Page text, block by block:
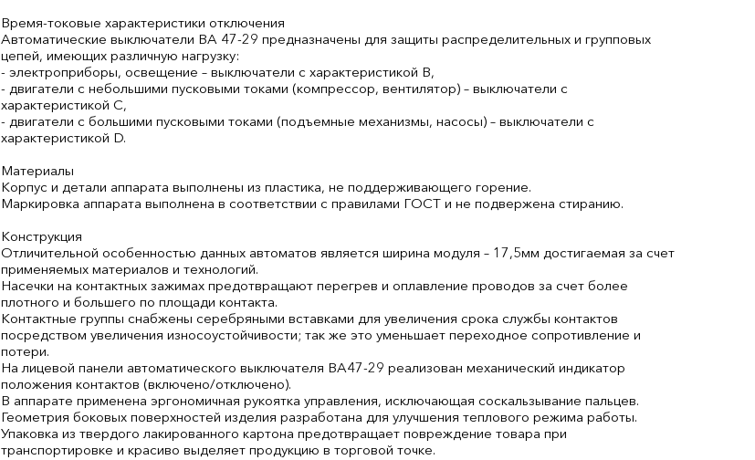
Время-токовые характеристики отключения
Автоматические выключатели ВА 47-29 предназначены для защиты распределительных и групповых
цепей, имеющих различную нагрузку:
- электроприборы, освещение – выключатели с характеристикой В,
- двигатели с небольшими пусковыми токами (компрессор, вентилятор) – выключатели с
характеристикой C,
- двигатели с большими пусковыми токами (подъемные механизмы, насосы) – выключатели с
характеристикой D.
Материалы
Корпус и детали аппарата выполнены из пластика, не поддерживающего горение.
Маркировка аппарата выполнена в соответствии с правилами ГОСТ и не подвержена стиранию.
Конструкция
Отличительной особенностью данных автоматов является ширина модуля – 17,5мм достигаемая за счет
применяемых материалов и технологий.
Насечки на контактных зажимах предотвращают перегрев и оплавление проводов за счет более
плотного и большего по площади контакта.
Контактные группы снабжены серебряными вставками для увеличения срока службы контактов
посредством увеличения износоустойчивости; так же это уменьшает переходное сопротивление и
потери.
На лицевой панели автоматического выключателя ВА47-29 реализован механический индикатор
положения контактов (включено/отключено).
В аппарате применена эргономичная рукоятка управления, исключающая соскальзывание пальцев.
Геометрия боковых поверхностей изделия разработана для улучшения теплового режима работы.
Упаковка из твердого лакированного картона предотвращает повреждение товара при
транспортировке и красиво выделяет продукцию в торговой точке.